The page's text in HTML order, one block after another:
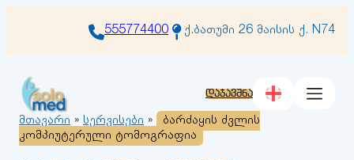
555774400 ქ.ბათუმი 26 მაისის ქ. N74
დაჯავშნა
მთავარი » სერვისები »
ბარძაყის ძვლის
კომპიუტერული ტომოგრაფია